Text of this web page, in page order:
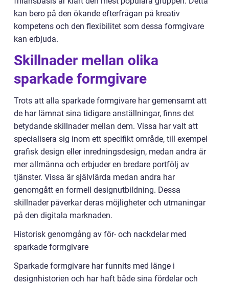
kan bero på den ökande efterfrågan på kreativ
kompetens och den flexibilitet som dessa formgivare
kan erbjuda.
Skillnader mellan olika
sparkade formgivare
Trots att alla sparkade formgivare har gemensamt att
de har lämnat sina tidigare anställningar, finns det
betydande skillnader mellan dem. Vissa har valt att
specialisera sig inom ett specifikt område, till exempel
grafisk design eller inredningsdesign, medan andra är
mer allmänna och erbjuder en bredare portfölj av
tjänster. Vissa är självlärda medan andra har
genomgått en formell designutbildning. Dessa
skillnader påverkar deras möjligheter och utmaningar
på den digitala marknaden.
Historisk genomgång av för- och nackdelar med
sparkade formgivare
Sparkade formgivare har funnits med länge i
designhistorien och har haft både sina fördelar och